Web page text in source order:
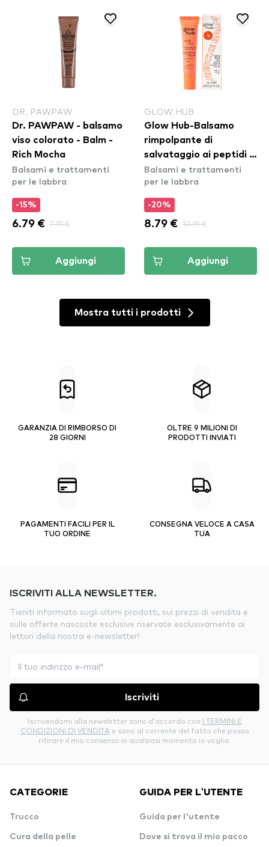
DR. PAWPAW
Dr. PAWPAW - balsamo
viso colorato - Balm -
Rich Mocha
Balsami e trattamenti
per le labbra
-15%
6.79 € 7.99 €
Aggiungi
GLOW HUB
Glow Hub-Balsamo
rimpolpante di
salvataggio ai peptidi -
Mango- Pep Talk
Plumping Peptide
Rescue Balm - Mango
Balsami e trattamenti
per le labbra
-20%
8.79 € 10.99 €
Aggiungi
Mostra tutti i prodotti
GARANZIA DI RIMBORSO DI
28 GIORNI
OLTRE 9 MILIONI DI
PRODOTTI INVIATI
PAGAMENTI FACILI PER IL
TUO ORDINE
CONSEGNA VELOCE A CASA
TUA
ISCRIVITI ALLA NEWSLETTER.
Tieniti informato sugli ultimi prodotti, sui prezzi di vendita e
sulle offerte nascoste esclusive riservate esclusivamente ai
lettori della nostra e-newsletter!
Iscriviti
Iscrivendomi alla newsletter sono d’accordo con I TERMINI E
CONDIZIONI DI VENDITA e sono al corrente del fatto che posso
ritirare il mio consenso in qualsiasi momento io voglia.
CATEGORIE
Trucco
Cura della pelle
GUIDA PER L'UTENTE
Guida per l'utente
Dove si trova il mio pacco